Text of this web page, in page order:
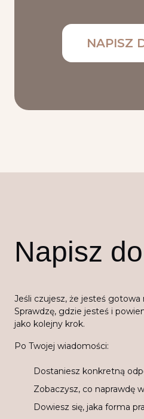
NAPISZ
Napisz
Jeśli czujesz, że jesteś gotowa
Sprawdzę, gdzie jesteś i
jako kolejny krok.
Po Twojej wiadomości:
Dostaniesz konkretną
Zobaczysz, co naprawdę
Dowiesz się, jaka forma